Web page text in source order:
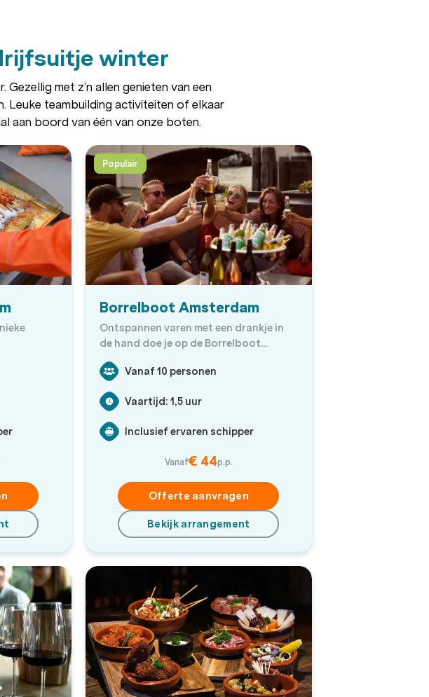
winter
met z’n allen genieten van een
Leuke teambuilding activiteiten of elkaar
aan boord van één van onze boten.
Populair
Borrelboot Amsterdam
Ontspannen varen met een drankje in
de hand doe je op de Borrelboot
Amsterdam
Vanaf 10 personen
Vaartijd: 1,5 uur
Inclusief ervaren schipper
Vanaf€ 44p.p.
Offerte aanvragen
Bekijk arrangement